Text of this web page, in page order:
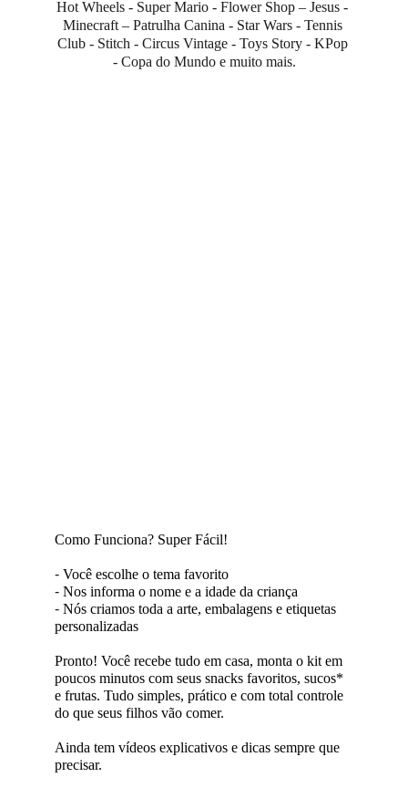
Hot Wheels - Super Mario - Flower Shop – Jesus -
Minecraft – Patrulha Canina - Star Wars - Tennis
Club - Stitch - Circus Vintage - Toys Story - KPop
- Copa do Mundo e muito mais.
Como Funciona? Super Fácil!
- Você escolhe o tema favorito
- Nos informa o nome e a idade da criança
- Nós criamos toda a arte, embalagens e etiquetas
personalizadas
Pronto! Você recebe tudo em casa, monta o kit em
poucos minutos com seus snacks favoritos, sucos*
e frutas. Tudo simples, prático e com total controle
do que seus filhos vão comer.
Ainda tem vídeos explicativos e dicas sempre que
precisar.